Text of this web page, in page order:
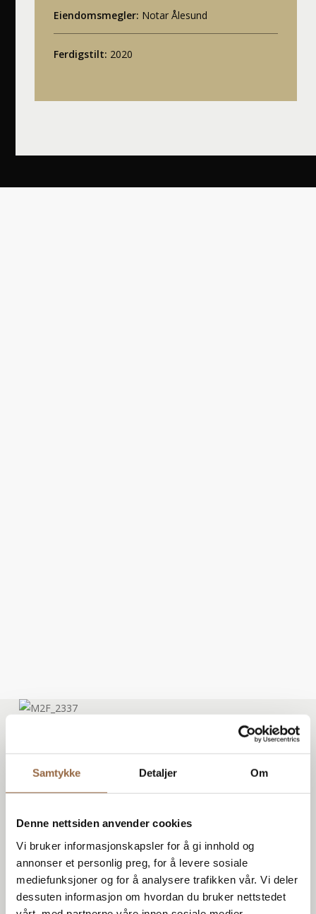
Samtykke Detaljer Om
Denne nettsiden anvender cookies
Vi bruker informasjonskapsler for å gi innhold og
annonser et personlig preg, for å levere sosiale
mediefunksjoner og for å analysere trafikken vår. Vi deler
dessuten informasjon om hvordan du bruker nettstedet
Eiendomsmegler: Notar Ålesund
Ferdigstilt: 2020